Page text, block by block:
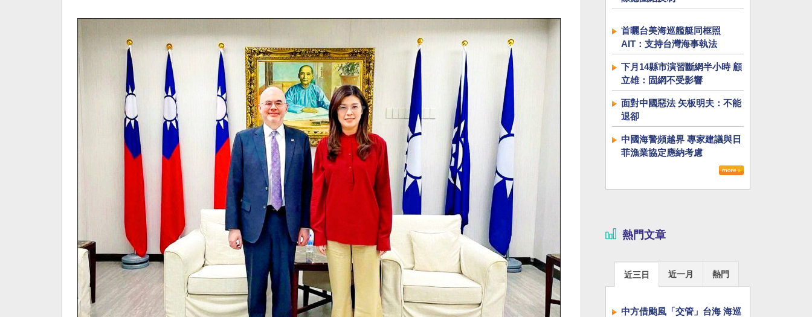
首曬台美海巡艦艇同框照
AIT：支持台灣海事執法
下月14縣市演習斷網半小時 顧
立雄：固網不受影響
面對中國惡法 矢板明夫：不能
退卻
中國海警頻越界 專家建議與日
菲漁業協定應納考慮
熱門文章
近三日 近一月 熱門
中方借颱風「交管」台海 海巡